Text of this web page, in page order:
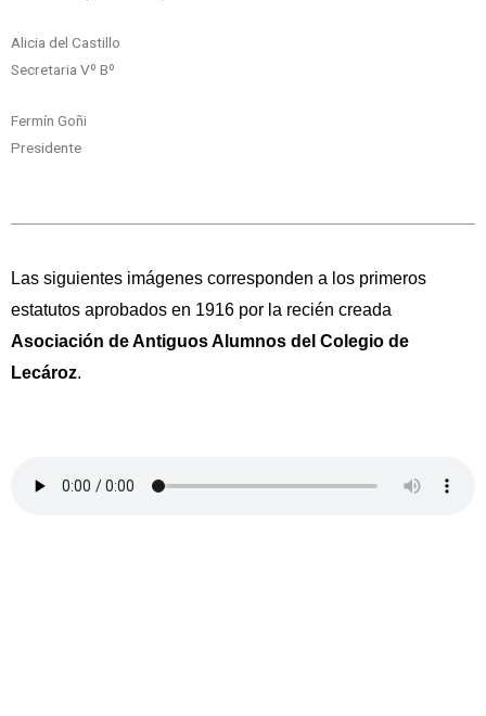
Alicia del Castillo
Secretaria Vº Bº
Fermín Goñi
Presidente
Las siguientes imágenes corresponden a los primeros
estatutos aprobados en 1916 por la recién creada
Asociación de Antiguos Alumnos del Colegio de
Lecároz.